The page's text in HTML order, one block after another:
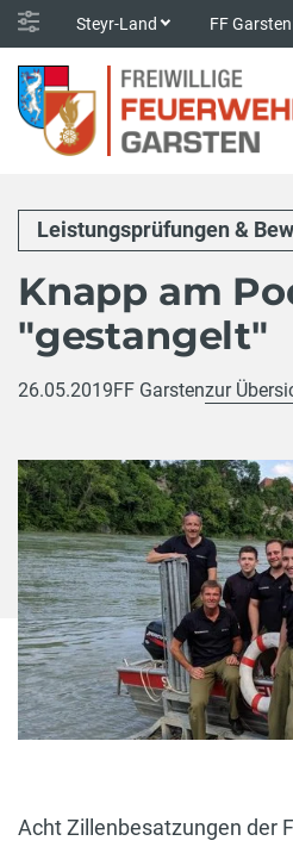
Steyr-Land FF Garsten
Leistungsprüfungen &
Knapp am
"gestangelt"
26.05.2019FF Garstenzur
Acht Zillenbesatzungen der